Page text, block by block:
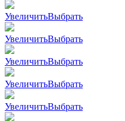
УвеличитьВыбрать
УвеличитьВыбрать
УвеличитьВыбрать
УвеличитьВыбрать
УвеличитьВыбрать